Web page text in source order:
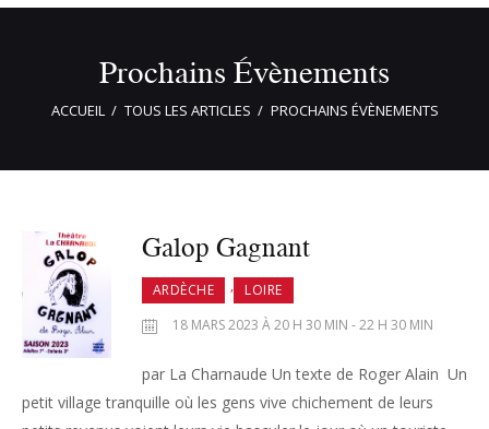
Prochains Évènements
ACCUEIL TOUS LES ARTICLES PROCHAINS ÉVÈNEMENTS
Galop Gagnant
ARDÈCHE ,
LOIRE
18 MARS 2023 À 20 H 30 MIN - 22 H 30 MIN
par La Charnaude Un texte de Roger Alain Un
petit village tranquille où les gens vive chichement de leurs